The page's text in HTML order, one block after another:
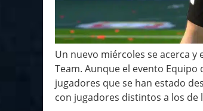
Un nuevo miércoles se acerca y
Team. Aunque el evento
jugadores que se han estado
con jugadores distintos a los de